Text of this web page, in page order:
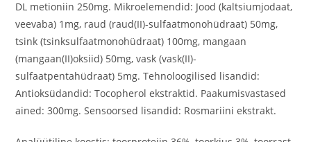
DL metioniin 250mg. Mikroelemendid: Jood (kaltsiumjodaat,
veevaba) 1mg, raud (raud(II)-sulfaatmonohüdraat) 50mg,
tsink (tsinksulfaatmonohüdraat) 100mg, mangaan
(mangaan(II)oksiid) 50mg, vask (vask(II)-
sulfaatpentahüdraat) 5mg. Tehnoloogilised lisandid:
Antioksüdandid: Tocopherol ekstraktid. Paakumisvastased
ained: 300mg. Sensoorsed lisandid: Rosmariini ekstrakt.